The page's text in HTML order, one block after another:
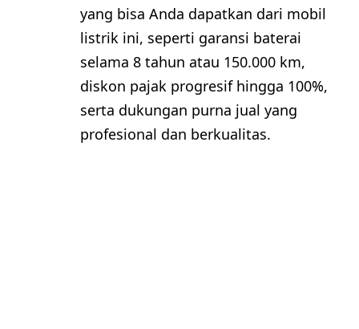
yang bisa Anda dapatkan dari mobil
listrik ini, seperti garansi baterai
selama 8 tahun atau 150.000 km,
diskon pajak progresif hingga 100%,
serta dukungan purna jual yang
profesional dan berkualitas.